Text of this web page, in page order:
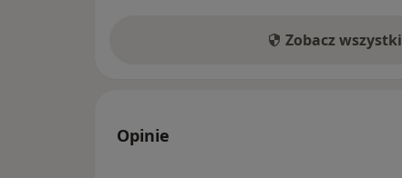
Zobacz
Opinie